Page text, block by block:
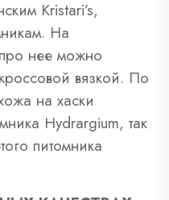
Kristari’s,
На
нее можно
вязкой. По
на хаски
Hydrargium, так
питомника